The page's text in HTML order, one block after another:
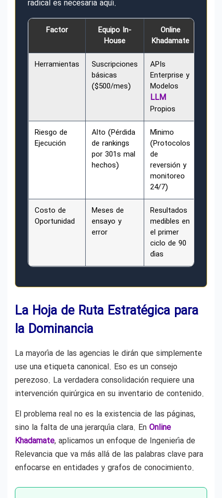
radical es necesaria aquí.
Factor
Equipo In-
House
Online
Khadamate
Herramientas
Suscripciones
básicas
($500/mes)
APIs
Enterprise y
Modelos
LLM
Propios
Riesgo de
Ejecución
Alto (Pérdida
de rankings
por 301s mal
hechos)
Mínimo
(Protocolos
de
reversión y
monitoreo
24/7)
Costo de
Oportunidad
Meses de
ensayo y
error
Resultados
medibles en
el primer
ciclo de 90
días
La Hoja de Ruta Estratégica para
la Dominancia
La mayoría de las agencias le dirán que simplemente
use una etiqueta canonical. Eso es un consejo
perezoso. La verdadera consolidación requiere una
intervención quirúrgica en su inventario de contenido.
El problema real no es la existencia de las páginas,
sino la falta de una jerarquía clara. En Online
Khadamate, aplicamos un enfoque de Ingeniería de
Relevancia que va más allá de las palabras clave para
enfocarse en entidades y grafos de conocimiento.